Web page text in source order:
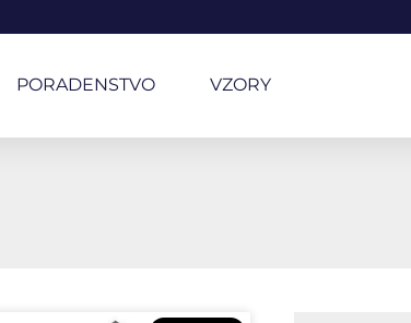
PORADENSTVO VZORY